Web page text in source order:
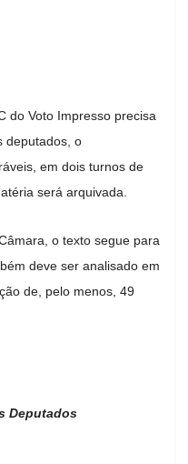
do Voto Impresso precisa
deputados, o
em dois turnos de
será arquivada.
o texto segue para
deve ser analisado em
de, pelo menos, 49
Deputados